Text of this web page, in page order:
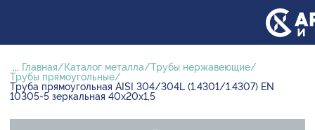
... Главная Каталог металла
Трубы нержавеющие
Трубы прямоугольные
Труба прямоугольная AISI 304/304L (1.4301/1.4307) EN
10305-5 зеркальная 40х20х1,5